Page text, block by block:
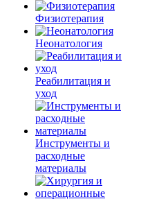
Физиотерапия
Неонатология
Реабилитация и
уход
Инструменты и
расходные
материалы